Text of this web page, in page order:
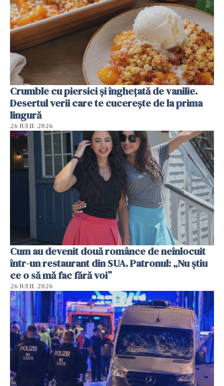
Crumble cu piersici și înghețată de vanilie.
Desertul verii care te cucerește de la prima
lingură
26 IULIE 2026
Cum au devenit două românce de neînlocuit
într-un restaurant din SUA. Patronul: „Nu știu
ce o să mă fac fără voi”
26 IULIE 2026